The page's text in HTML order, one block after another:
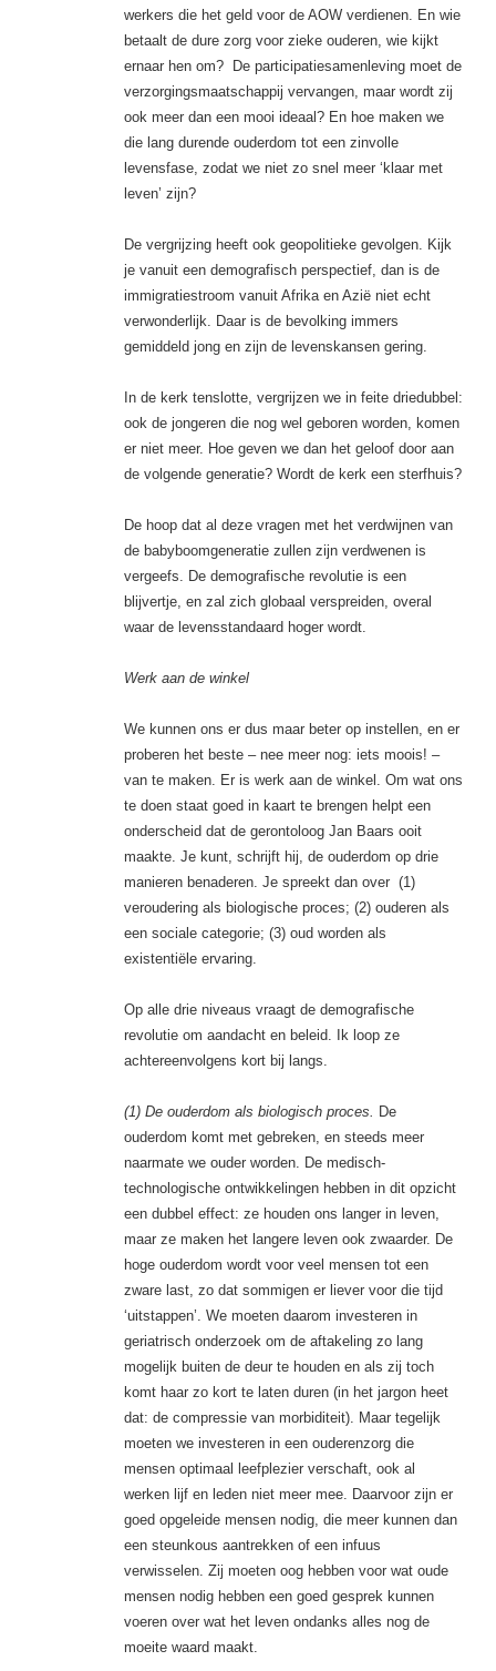
werkers die het geld voor de AOW verdienen. En wie
betaalt de dure zorg voor zieke ouderen, wie kijkt
ernaar hen om? De participatiesamenleving moet de
verzorgingsmaatschappij vervangen, maar wordt zij
ook meer dan een mooi ideaal? En hoe maken we
die lang durende ouderdom tot een zinvolle
levensfase, zodat we niet zo snel meer ‘klaar met
leven’ zijn?
De vergrijzing heeft ook geopolitieke gevolgen. Kijk
je vanuit een demografisch perspectief, dan is de
immigratiestroom vanuit Afrika en Azië niet echt
verwonderlijk. Daar is de bevolking immers
gemiddeld jong en zijn de levenskansen gering.
In de kerk tenslotte, vergrijzen we in feite driedubbel:
ook de jongeren die nog wel geboren worden, komen
er niet meer. Hoe geven we dan het geloof door aan
de volgende generatie? Wordt de kerk een sterfhuis?
De hoop dat al deze vragen met het verdwijnen van
de babyboomgeneratie zullen zijn verdwenen is
vergeefs. De demografische revolutie is een
blijvertje, en zal zich globaal verspreiden, overal
waar de levensstandaard hoger wordt.
Werk aan de winkel
We kunnen ons er dus maar beter op instellen, en er
proberen het beste – nee meer nog: iets moois! –
van te maken. Er is werk aan de winkel. Om wat ons
te doen staat goed in kaart te brengen helpt een
onderscheid dat de gerontoloog Jan Baars ooit
maakte. Je kunt, schrijft hij, de ouderdom op drie
manieren benaderen. Je spreekt dan over (1)
veroudering als biologische proces; (2) ouderen als
een sociale categorie; (3) oud worden als
existentiële ervaring.
Op alle drie niveaus vraagt de demografische
revolutie om aandacht en beleid. Ik loop ze
achtereenvolgens kort bij langs.
(1) De ouderdom als biologisch proces. De
ouderdom komt met gebreken, en steeds meer
naarmate we ouder worden. De medisch-
technologische ontwikkelingen hebben in dit opzicht
een dubbel effect: ze houden ons langer in leven,
maar ze maken het langere leven ook zwaarder. De
hoge ouderdom wordt voor veel mensen tot een
zware last, zo dat sommigen er liever voor die tijd
‘uitstappen’. We moeten daarom investeren in
geriatrisch onderzoek om de aftakeling zo lang
mogelijk buiten de deur te houden en als zij toch
komt haar zo kort te laten duren (in het jargon heet
dat: de compressie van morbiditeit). Maar tegelijk
moeten we investeren in een ouderenzorg die
mensen optimaal leefplezier verschaft, ook al
werken lijf en leden niet meer mee. Daarvoor zijn er
goed opgeleide mensen nodig, die meer kunnen dan
een steunkous aantrekken of een infuus
verwisselen. Zij moeten oog hebben voor wat oude
mensen nodig hebben een goed gesprek kunnen
voeren over wat het leven ondanks alles nog de
moeite waard maakt.